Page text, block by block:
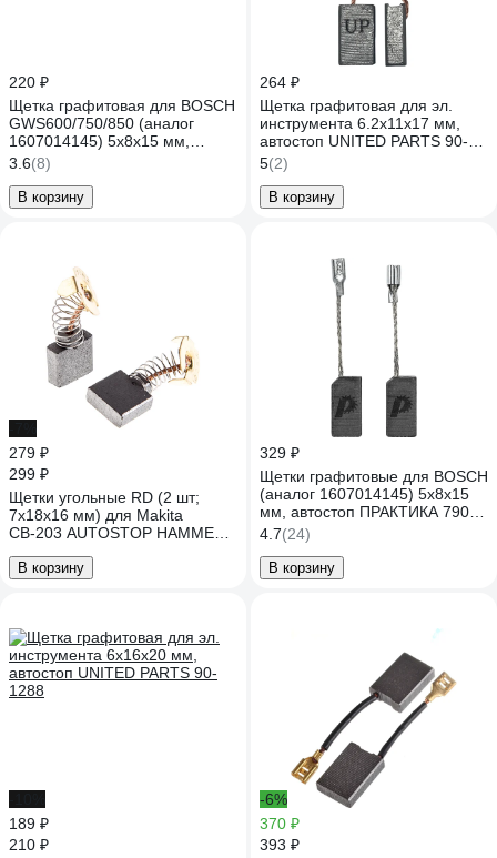
220 ₽
Щетка графитовая для BOSCH
GWS600/750/850 (аналог
1607014145) 5x8х15 мм,
автостоп UNITED PARTS 90-
0429
3.6(8)
В корзину
264 ₽
Щетка графитовая для эл.
инструмента 6.2x11x17 мм,
автостоп UNITED PARTS 90-
1286
5(2)
В корзину
279 ₽
299 ₽
Щетки угольные RD (2 шт;
7х18х16 мм) для Makita
СВ-203 AUTOSTOP HAMMER
В корзину
329 ₽
Щетки графитовые для BOSCH
(аналог 1607014145) 5x8x15
мм, автостоп ПРАКТИКА 790-
793
4.7(24)
В корзину
189 ₽
210 ₽
-6%
370 ₽
393 ₽